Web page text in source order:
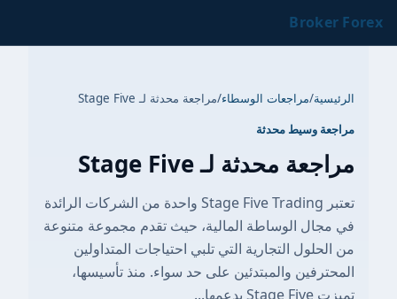
Broker Forex
الرئيسية/مراجعات الوسطاء/مراجعة محدثة لـ Stage Five
مراجعة وسيط محدثة
مراجعة محدثة لـ Stage Five
تعتبر Stage Five Trading واحدة من الشركات الرائدة
في مجال الوساطة المالية، حيث تقدم مجموعة متنوعة
من الحلول التجارية التي تلبي احتياجات المتداولين
المحترفين والمبتدئين على حد سواء. منذ تأسيسها،
تميزت Stage Five بدعمها...